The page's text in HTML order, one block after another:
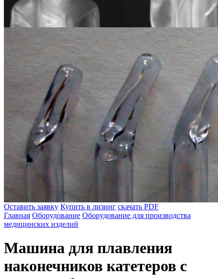
Оставить заявку Купить в лизинг скачать PDF
Главная Оборудование Оборудование для производства
медицинских изделий
Машина для плавления
наконечников катетеров с